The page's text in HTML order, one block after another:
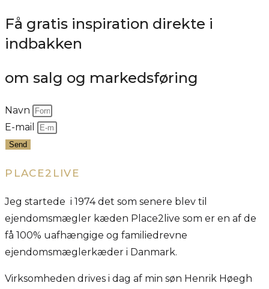
Få gratis inspiration direkte i
indbakken
om salg og markedsføring
Navn
E-mail
Send
PLACE2LIVE
Jeg startede i 1974 det som senere blev til
ejendomsmægler kæden Place2live som er en af de
få 100% uafhængige og familiedrevne
ejendomsmæglerkæder i Danmark.
Virksomheden drives i dag af min søn Henrik Høegh